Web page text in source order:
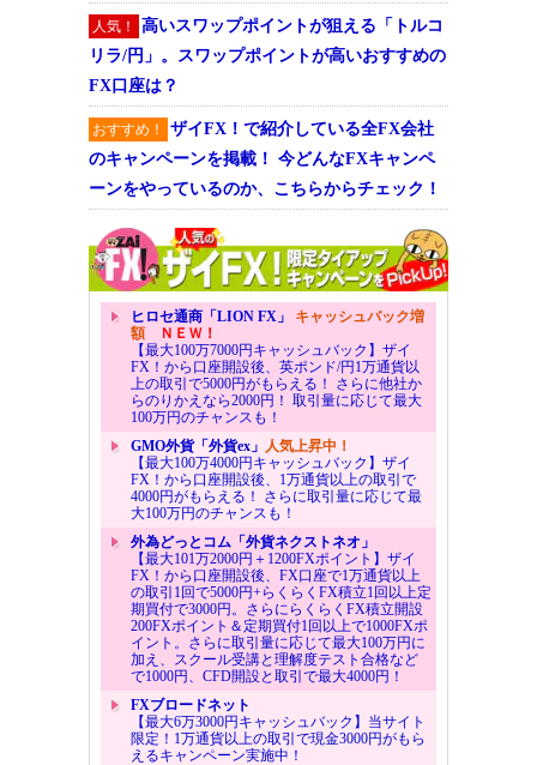
人気！
高いスワップポイントが狙える「トルコ
リラ/円」。スワップポイントが高いおすすめの
FX口座は？
おすすめ！
ザイFX！で紹介している全FX会社
のキャンペーンを掲載！ 今どんなFXキャンペ
ーンをやっているのか、こちらからチェック！
ヒロセ通商「LION FX」 キャッシュバック増
額ＮＥＷ！
【最大100万7000円キャッシュバック】ザイ
FX！から口座開設後、英ポンド/円1万通貨以
上の取引で5000円がもらえる！ さらに他社か
らのりかえなら2000円！ 取引量に応じて最大
100万円のチャンスも！
GMO外貨「外貨ex」 人気上昇中！
【最大100万4000円キャッシュバック】ザイ
FX！から口座開設後、1万通貨以上の取引で
4000円がもらえる！ さらに取引量に応じて最
大100万円のチャンスも！
外為どっとコム「外貨ネクストネオ」
【最大101万2000円＋1200FXポイント】ザイ
FX！から口座開設後、FX口座で1万通貨以上
の取引1回で5000円+らくらくFX積立1回以上定
期買付で3000円。さらにらくらくFX積立開設
200FXポイント＆定期買付1回以上で1000FXポ
イント。さらに取引量に応じて最大100万円に
加え、スクール受講と理解度テスト合格など
で1000円、CFD開設と取引で最大4000円！
FXブロードネット
【最大6万3000円キャッシュバック】当サイト
限定！1万通貨以上の取引で現金3000円がもら
えるキャンペーン実施中！